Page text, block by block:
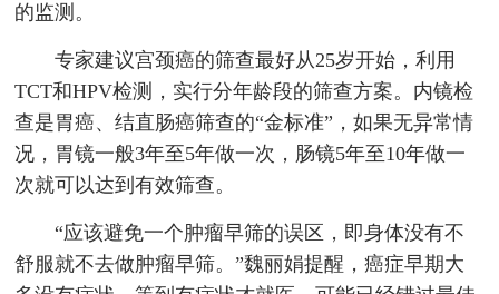
的监测。
专家建议宫颈癌的筛查最好从25岁开始，利用
TCT和HPV检测，实行分年龄段的筛查方案。内镜检
查是胃癌、结直肠癌筛查的“金标准”，如果无异常情
况，胃镜一般3年至5年做一次，肠镜5年至10年做一
次就可以达到有效筛查。
“应该避免一个肿瘤早筛的误区，即身体没有不
舒服就不去做肿瘤早筛。”魏丽娟提醒，癌症早期大